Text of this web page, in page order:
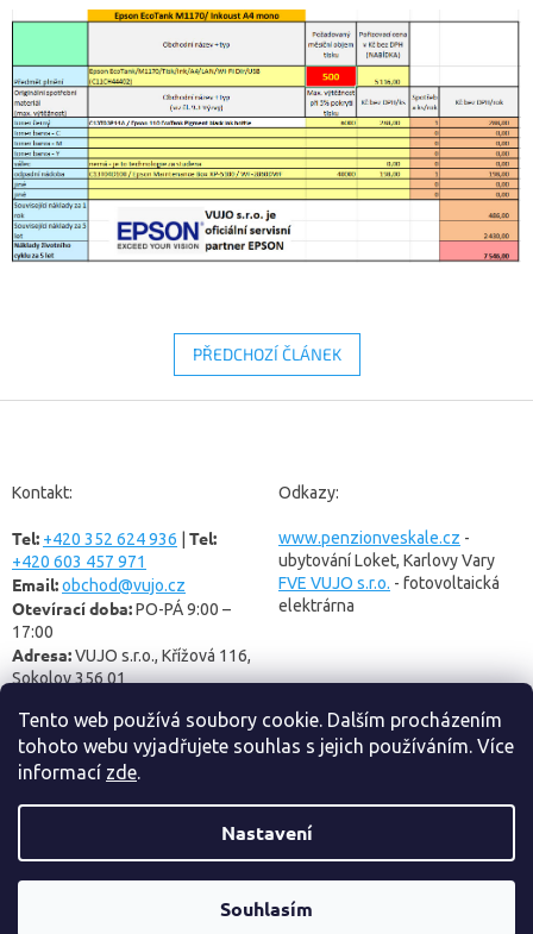
Tento web používá soubory cookie. Dalším procházením
tohoto webu vyjadřujete souhlas s jejich používáním. Více
informací zde.
Nastavení
Souhlasím
PŘEDCHOZÍ ČLÁNEK
Kontakt:
Tel: +420 352 624 936 | Tel:
+420 603 457 971
Email:obchod@vujo.cz
Otevírací doba:PO-PÁ 9:00 –
17:00
Adresa:VUJO s.r.o., Křížová 116,
Sokolov 356 01
Odkazy:
www.penzionveskale.cz -
ubytování Loket, Karlovy Vary
FVE VUJO s.r.o. - fotovoltaická
elektrárna
Vytvořil Shoptet
VUJO s.r.o.. Všechna práva vyhrazena.